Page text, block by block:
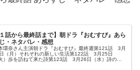
１話から最終話まで】朝ドラ『おむすび』あら
・ネタバレ・感想
環奈さん主演朝ドラ『おむすび』最終週第121話 3月
（月）それぞれの新しい生活第122話 3月25日
火）歩を訪ねて来た詩第123話 3月26日（水）詩の才